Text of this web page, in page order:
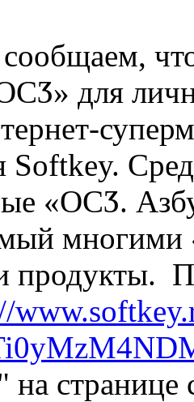
для
Softkey.
«ОСӠ.
многими
продукты.
странице